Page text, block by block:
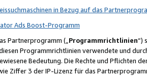
in Bezug auf das
Ads Boost-Programm
Partnerprogramm („Programmrichtlinien“)
Programmrichtlinien verwendete und
Bedeutung. Die Rechte und Pflichten
Ziffer 3 der IP-Lizenz für das